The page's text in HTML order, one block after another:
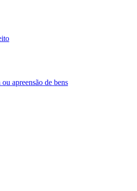
apreensão de bens